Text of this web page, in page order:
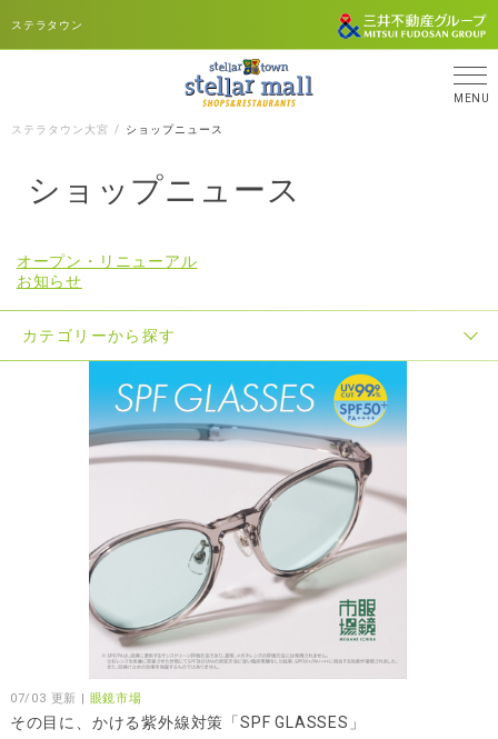
MENU
ステラタウン
ステラタウン大宮 ショップニュース
ショップニュース
オープン・リニューアル
お知らせ
カテゴリーから探す
07/03 更新 | 眼鏡市場
その目に、かける紫外線対策「SPF GLASSES」